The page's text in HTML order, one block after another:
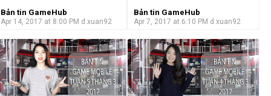
Bản tin GameHub
Apr 14, 2017 at 8:00 PM d.xuan92
Bản tin GameHub
Apr 7, 2017 at 6:10 PM d.xuan92